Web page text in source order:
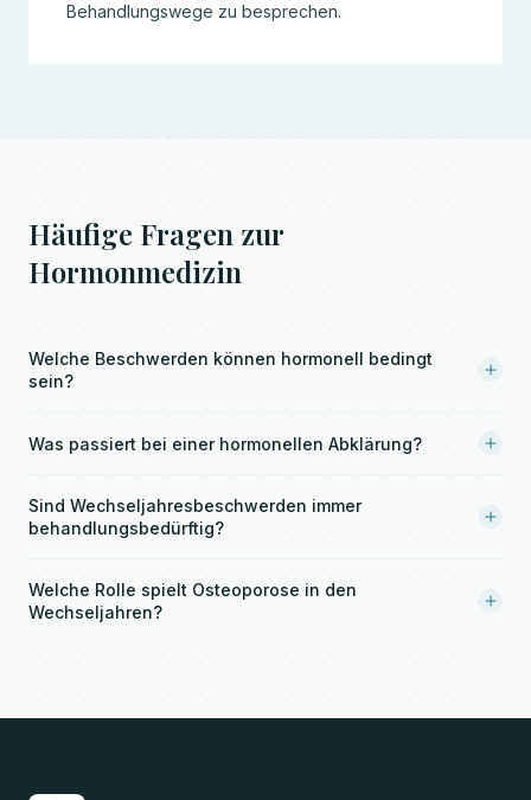
Behandlungswege zu besprechen.
Häufige Fragen zur
Hormonmedizin
Welche Beschwerden können hormonell bedingt
sein?
Was passiert bei einer hormonellen Abklärung?
Sind Wechseljahresbeschwerden immer
behandlungsbedürftig?
Welche Rolle spielt Osteoporose in den
Wechseljahren?